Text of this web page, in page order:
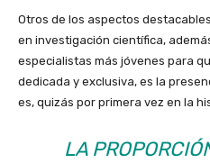
Otros de los aspectos
en investigación científica,
especialistas más jóvenes para
dedicada y exclusiva, es la
es, quizás por primera vez en la
LA